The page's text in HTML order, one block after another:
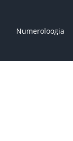
Numeroloogia